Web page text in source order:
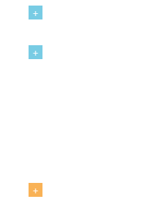
+
+
+